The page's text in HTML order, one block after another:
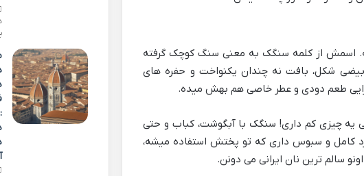
اسمش از کلمه سنگک به معنی سنگ کوچک گرفته
شکل، بافت نه چندان یکنواخت و حفره های
طعم دودی و عطر خاصی هم بهش میده.
یه چیزی کم داری! سنگک با آبگوشت، کباب و حتی
کامل و سبوس داری که تو پختش استفاده میشه،
سالم ترین نان ایرانی می دونن.